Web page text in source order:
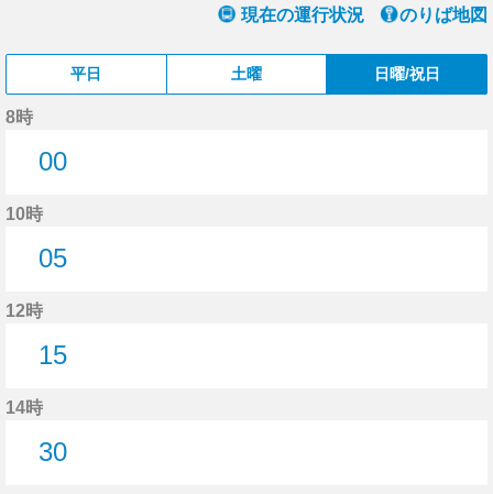
現在の運行状況 のりば地図
平日 土曜 日曜/祝日
8時
00
10時
05
12時
15
14時
30